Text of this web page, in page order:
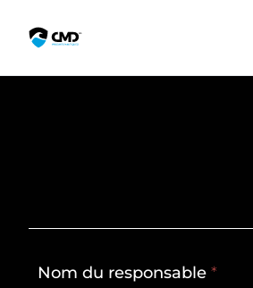
OEM
Nom du responsable*